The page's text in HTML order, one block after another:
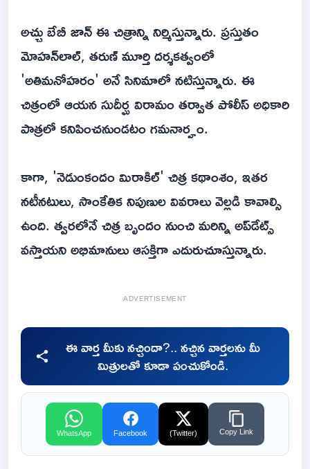
అచ్చు బేబీ జాన్ ఈ చిత్రాన్ని నిర్మిస్తున్నారు. ప్రస్తుతం
మోహన్‌లాల్, తరుణ్ మూర్తి దర్శకత్వంలో
'అతిమనోహరం' అనే సినిమాలో నటిస్తున్నారు. ఈ
చిత్రంలో ఆయన సుదీర్ఘ విరామం తర్వాత పోలీస్ అధికారి
పాత్రలో కనిపించనుండటం గమనార్హం.
కాగా, 'నెడుంకందం మిరాకిల్' చిత్ర కథాంశం, ఇతర
నటీనటులు, సాంకేతిక నిపుణుల వివరాలు వెల్లడి కావాల్సి
ఉంది. త్వరలోనే చిత్ర బృందం నుంచి మరిన్ని అప్‌డేట్స్
వస్తాయని అభిమానులు ఆసక్తిగా ఎదురుచూస్తున్నారు.
ADVERTISEMENT
ఈ వార్త మీకు నచ్చిందా?.. నచ్చిన వార్తలను మీ
మిత్రులతో కూడా పంచుకోండి.
WhatsApp Facebook (Twitter) Copy Link